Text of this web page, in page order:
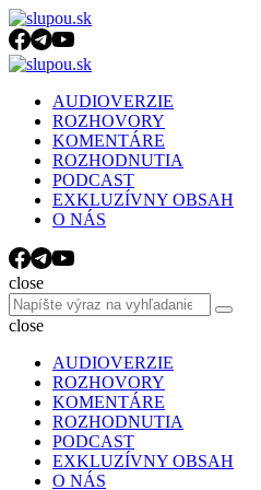
Menu
Search
Menu slupou.sk
AUDIOVERZIE
ROZHOVORY
KOMENTÁRE
ROZHODNUTIA
PODCAST
EXKLUZÍVNY OBSAH
O NÁS
Search
close
Search
for:
Search
close
AUDIOVERZIE
ROZHOVORY
KOMENTÁRE
ROZHODNUTIA
PODCAST
EXKLUZÍVNY OBSAH
O NÁS